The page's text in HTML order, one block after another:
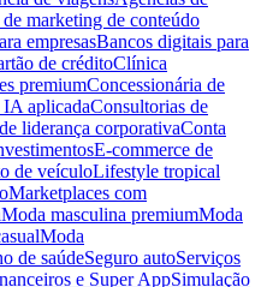
marketing de conteúdo
empresasBancos digitais para
de créditoClínica
premiumConcessionária de
aplicadaConsultorias de
liderança corporativaConta
E-commerce de
de veículoLifestyle tropical
Marketplaces com
Moda masculina premiumModa
Moda
de saúdeSeguro autoServiços
e Super AppSimulação